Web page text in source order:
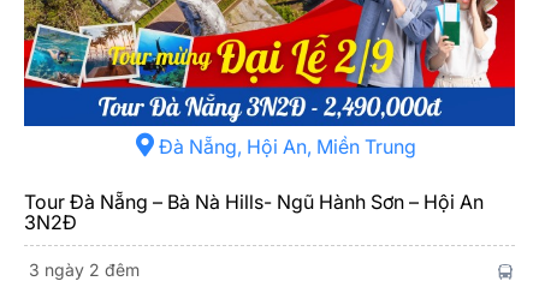
Đà Nẵng, Hội An, Miền Trung
Tour Đà Nẵng – Bà Nà Hills- Ngũ Hành Sơn – Hội An
3N2Đ
3 ngày 2 đêm